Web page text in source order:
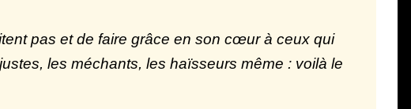
pas et de faire grâce en son cœur à ceux qui
les méchants, les haïsseurs même : voilà le